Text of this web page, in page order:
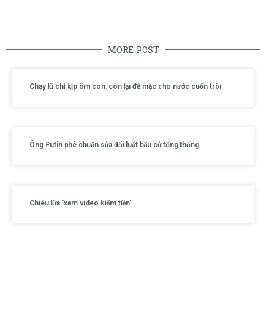
MORE POST
Chạy lũ chỉ kịp ôm con, còn lại để mặc cho nước cuốn trôi
Ông Putin phê chuẩn sửa đổi luật bầu cử tổng thống
Chiêu lừa ‘xem video kiếm tiền’